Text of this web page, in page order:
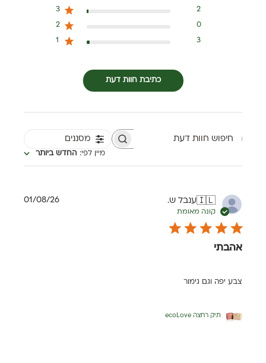
3 2
2 0
1 3
כתיבת חוות דעת
חיפוש חוות דעת
מסננים
מיין לפי: החדש ביותר
🇮🇱ענבל ש.
קונה מאומת
אהבתי
צבע יפה וגם גימור
תיק רחצה ecoLove
תאריך01/08/26